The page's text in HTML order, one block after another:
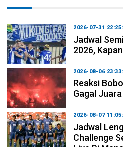
2026-07-31
Jadwal
2026,
2026-08-06
Reaksi
Gagal
2026-08-07
Jadwal
Challenge